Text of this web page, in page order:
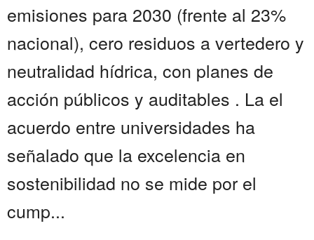
emisiones para 2030 (frente al 23%
nacional), cero residuos a vertedero y
neutralidad hídrica, con planes de
acción públicos y auditables . La el
acuerdo entre universidades ha
señalado que la excelencia en
sostenibilidad no se mide por el
cump...